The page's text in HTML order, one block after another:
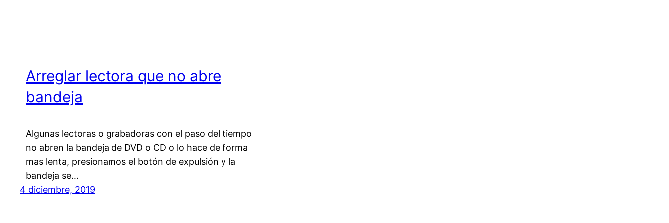
Arreglar lectora que no abre
bandeja
Algunas lectoras o grabadoras con el paso del tiempo
no abren la bandeja de DVD o CD o lo hace de forma
mas lenta, presionamos el botón de expulsión y la
bandeja se…
4 diciembre, 2019